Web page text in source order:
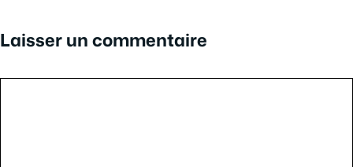
Laisser un commentaire